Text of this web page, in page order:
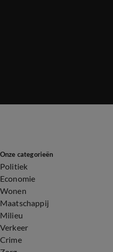
Onze categorieën
Politiek
Economie
Wonen
Maatschappij
Milieu
Verkeer
Crime